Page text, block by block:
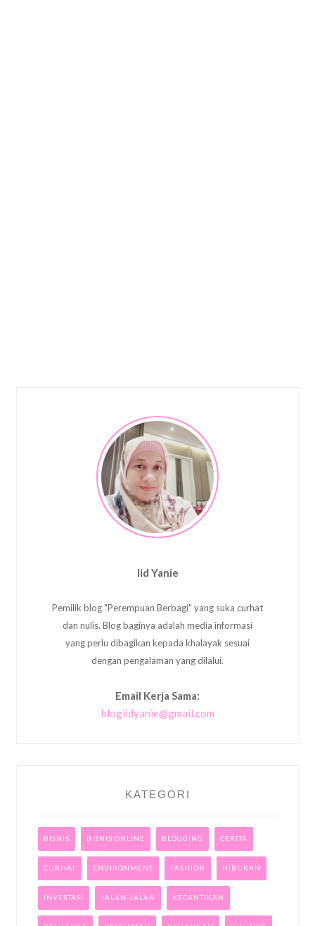
Iid Yanie
Pemilik blog "Perempuan Berbagi" yang suka curhat
dan nulis. Blog baginya adalah media informasi
yang perlu dibagikan kepada khalayak sesuai
dengan pengalaman yang dilalui.
Email Kerja Sama:
blogiidyanie@gmail.com
KATEGORI
BISNIS BISNIS ONLINE BLOGGING CERITA
CURHAT ENVIRONMENT FASHION HIBURAN
INVESTASI JALAN-JALAN KECANTIKAN